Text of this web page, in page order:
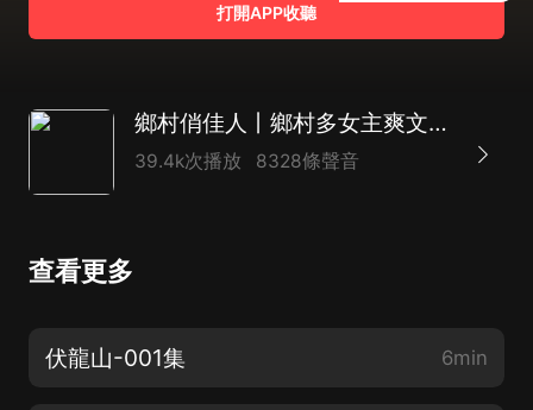
打開APP收聽
鄉村俏佳人丨鄉村多女主爽文丨鄉野神醫
39.4k次播放 8328條聲音
查看更多
伏龍山-001集 6min